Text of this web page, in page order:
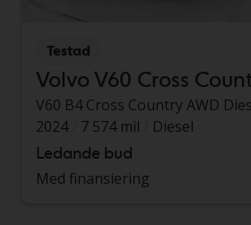
Testad
Volvo V60 Cross
V60 B4 Cross Country AWD
2024
7 574 mil Diesel
Ledande bud
Med finansiering